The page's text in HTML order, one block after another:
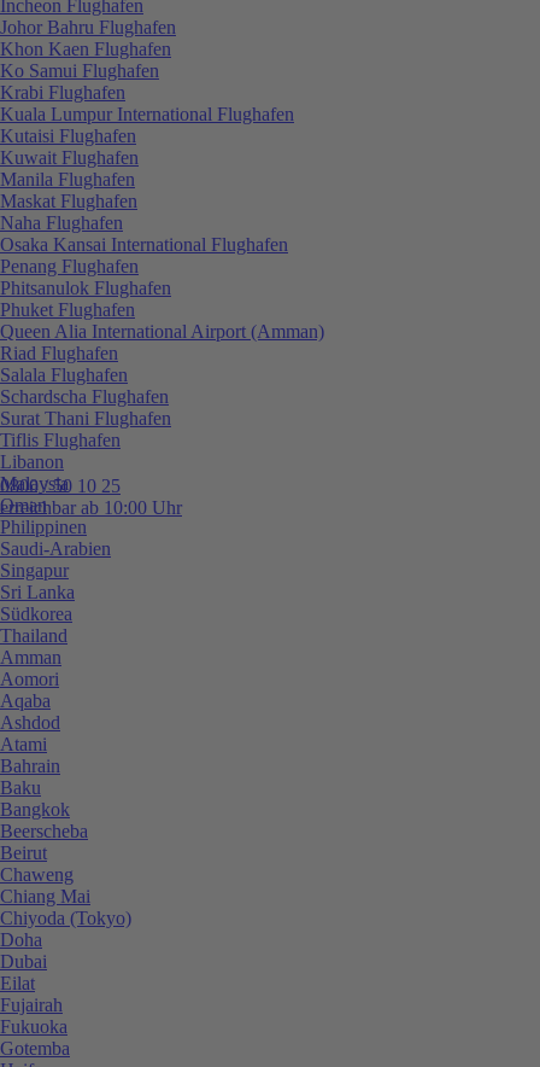
0800 / 50 10 25
erreichbar ab 10:00 Uhr
Incheon Flughafen
Johor Bahru Flughafen
Khon Kaen Flughafen
Ko Samui Flughafen
Krabi Flughafen
Kuala Lumpur International Flughafen
Kutaisi Flughafen
Kuwait Flughafen
Manila Flughafen
Maskat Flughafen
Naha Flughafen
Osaka Kansai International Flughafen
Penang Flughafen
Phitsanulok Flughafen
Phuket Flughafen
Queen Alia International Airport (Amman)
Riad Flughafen
Salala Flughafen
Schardscha Flughafen
Surat Thani Flughafen
Tiflis Flughafen
Libanon
Malaysia
Oman
Philippinen
Saudi-Arabien
Singapur
Sri Lanka
Südkorea
Thailand
Amman
Aomori
Aqaba
Ashdod
Atami
Bahrain
Baku
Bangkok
Beerscheba
Beirut
Chaweng
Chiang Mai
Chiyoda (Tokyo)
Doha
Dubai
Eilat
Fujairah
Fukuoka
Gotemba